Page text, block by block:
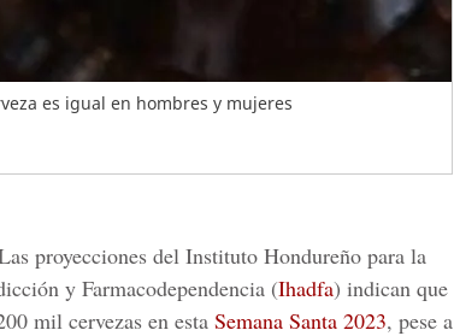
es igual en hombres y mujeres
proyecciones del Instituto Hondureño para la
y Farmacodependencia (Ihadfa) indican que
mil cervezas en esta Semana Santa 2023, pese a